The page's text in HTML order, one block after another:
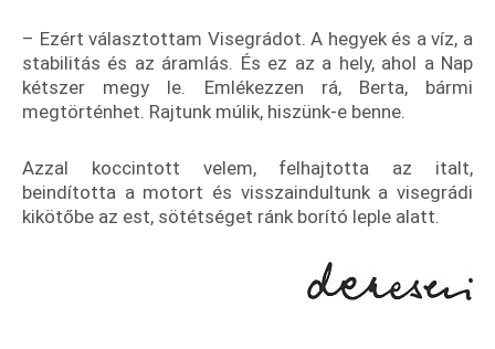
– Ezért választottam Visegrádot. A hegyek és a víz, a
stabilitás és az áramlás. És ez az a hely, ahol a Nap
kétszer megy le. Emlékezzen rá, Berta, bármi
megtörténhet. Rajtunk múlik, hiszünk-e benne.
Azzal koccintott velem, felhajtotta az italt,
beindította a motort és visszaindultunk a visegrádi
kikötőbe az est, sötétséget ránk borító leple alatt.